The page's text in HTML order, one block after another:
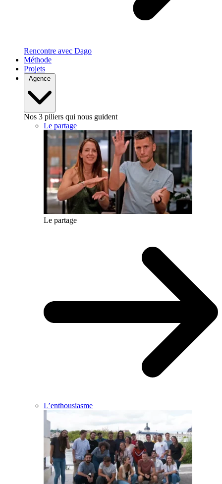
Rencontre avec Dago
Méthode
Projets
Agence
Nos 3 piliers qui nous guident
Le partage
Le partage
L’enthousiasme